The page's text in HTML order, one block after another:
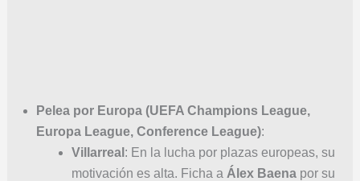
Pelea por Europa (UEFA Champions League,
Europa League, Conference League):
Villarreal : En la lucha por plazas europeas, su
motivación es alta. Ficha a Álex Baenapor su